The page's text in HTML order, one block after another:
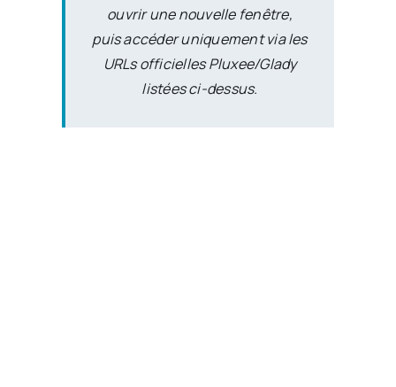
ouvrir une nouvelle fenêtre,
puis accéder uniquement via les
URLs officielles Pluxee/Glady
listées ci-dessus.